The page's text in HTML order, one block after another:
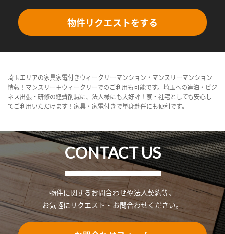
物件リクエストをする
埼玉エリアの家具家電付きウィークリーマンション・マンスリーマンション
情報！マンスリー＋ウィークリーでのご利用も可能です。埼玉への連泊・ビジ
ネス出張・研修の経費削減に、法人様にも大好評！寮・社宅としても安心し
てご利用いただけます！家具・家電付きで単身赴任にも便利です。
CONTACT US
物件に関するお問合わせや法人契約等、
お気軽にリクエスト・お問合わせください。